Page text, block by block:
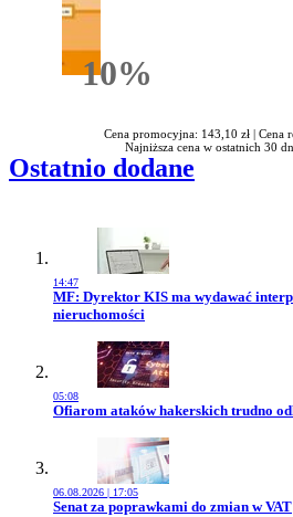
10%Rabatu
Cena promocyjna: 143,10 zł | Cena
Najniższa cena w ostatnich 30
Ostatnio dodane
14:47
Przejdź do artykułu:
MF: Dyrektor KIS ma wydawać
nieruchomości
05:08
Przejdź do artykułu:
Ofiarom ataków hakerskich trudno
06.08.2026 | 17:05
Przejdź do artykułu:
Senat za poprawkami do zmian w VAT